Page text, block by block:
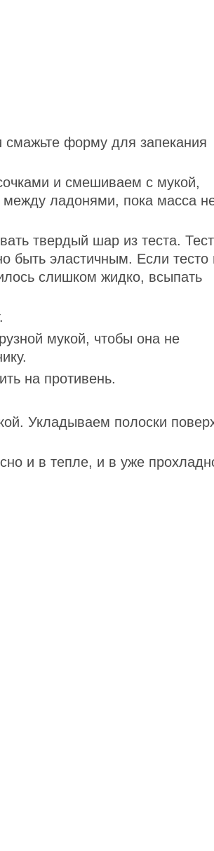
смажьте форму для запекания
и смешиваем с мукой,
ладонями, пока масса
твердый шар из теста.
быть эластичным. Если тесто
слишком жидко, всыпать
мукой, чтобы она не
на противень.
Укладываем полоски
и в тепле, и в уже